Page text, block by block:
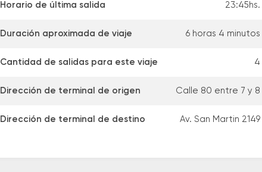
Horario de última salida 23:45hs.
Duración aproximada de viaje 6 horas 4 minutos
Cantidad de salidas para este viaje 4
Dirección de terminal de origen Calle 80 entre 7 y 8
Dirección de terminal de destino Av. San Martin 2149